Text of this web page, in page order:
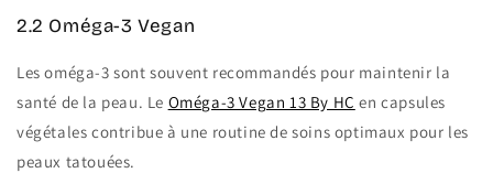
2.2 Oméga-3 Vegan
Les oméga-3 sont souvent recommandés pour maintenir la
santé de la peau. Le Oméga-3 Vegan 13 By HC en capsules
végétales contribue à une routine de soins optimaux pour les
peaux tatouées.